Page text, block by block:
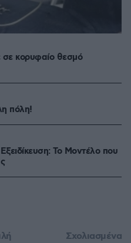
σε κορυφαίο θεσμό
πόλη!
Το Mοντέλο που
Σχολιασμένα